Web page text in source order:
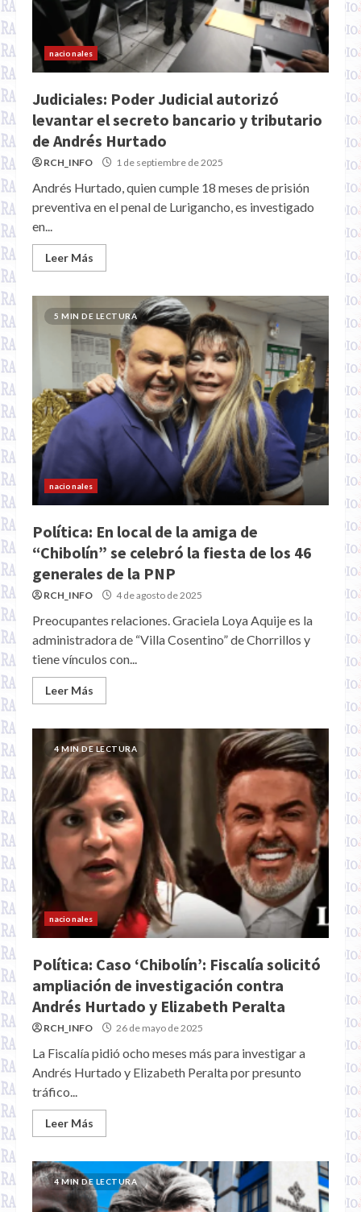
nacionales
Judiciales: Poder Judicial autorizó
levantar el secreto bancario y tributario
de Andrés Hurtado
RCH_INFO 1 de septiembre de 2025
Andrés Hurtado, quien cumple 18 meses de prisión
preventiva en el penal de Lurigancho, es investigado
en...
Leer Más
5 MIN DE LECTURA
nacionales
Política: En local de la amiga de
“Chibolín” se celebró la fiesta de los 46
generales de la PNP
RCH_INFO 4 de agosto de 2025
Preocupantes relaciones. Graciela Loya Aquije es la
administradora de “Villa Cosentino” de Chorrillos y
tiene vínculos con...
Leer Más
4 MIN DE LECTURA
nacionales
Política: Caso ‘Chibolín’: Fiscalía solicitó
ampliación de investigación contra
Andrés Hurtado y Elizabeth Peralta
RCH_INFO 26 de mayo de 2025
La Fiscalía pidió ocho meses más para investigar a
Andrés Hurtado y Elizabeth Peralta por presunto
tráfico...
Leer Más
4 MIN DE LECTURA